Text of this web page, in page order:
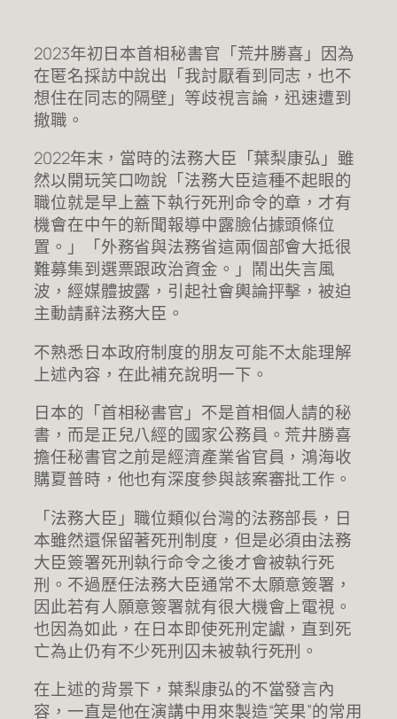
2023年初日本首相秘書官「荒井勝喜」因為
在匿名採訪中說出「我討厭看到同志，也不
想住在同志的隔壁」等歧視言論，迅速遭到
撤職。
2022年末，當時的法務大臣「葉梨康弘」雖
然以開玩笑口吻說「法務大臣這種不起眼的
職位就是早上蓋下執行死刑命令的章，才有
機會在中午的新聞報導中露臉佔據頭條位
置。」「外務省與法務省這兩個部會大抵很
難募集到選票跟政治資金。」鬧出失言風
波，經媒體披露，引起社會輿論抨擊，被迫
主動請辭法務大臣。
不熟悉日本政府制度的朋友可能不太能理解
上述內容，在此補充說明一下。
日本的「首相秘書官」不是首相個人請的秘
書，而是正兒八經的國家公務員。荒井勝喜
擔任秘書官之前是經濟產業省官員，鴻海收
購夏普時，他也有深度參與該案審批工作。
「法務大臣」職位類似台灣的法務部長，日
本雖然還保留著死刑制度，但是必須由法務
大臣簽署死刑執行命令之後才會被執行死
刑。不過歷任法務大臣通常不太願意簽署，
因此若有人願意簽署就有很大機會上電視。
也因為如此，在日本即使死刑定讞，直到死
亡為止仍有不少死刑囚未被執行死刑。
在上述的背景下，葉梨康弘的不當發言內
容，一直是他在演講中用來製造“笑果”的常用